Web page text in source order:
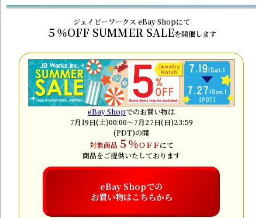
ジェイビーワークス eBay Shopにて
５％OFF SUMMER SALEを開催します
eBay Shopでのお買い物は
7月19日(土)00:00～7月27日(日)23:59
(PDT)の間
対象商品 ５％ＯＦＦにて
商品をご提供いたしております
eBay Shopでの
お買い物はこちらから